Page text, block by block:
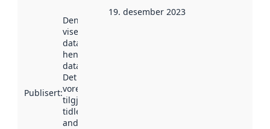
Publisert:
Denne datoen
viser når
datasettet vart
henta inn av
data.norge.no.
Det kan ha
vore
tilgjengeleg
tidlegare
andre stader.
19. desember 2023